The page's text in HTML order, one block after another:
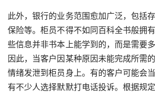
此外，银行的业务范围愈加广泛，包括
保险等。柜员不得不如同百科全书般拥
些信息并非书本上能学到的，而是需要
因此，当客户因某种原因未能完成所需
情绪发泄到柜员身上。有的客户可能会
有不少人选择默默打电话投诉。根据规